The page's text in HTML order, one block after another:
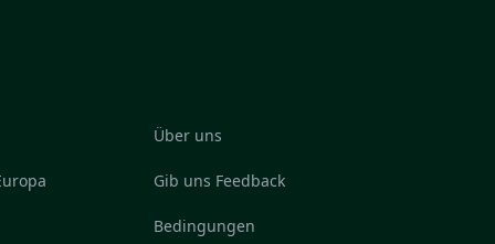
Über uns
Gib uns Feedback
Bedingungen